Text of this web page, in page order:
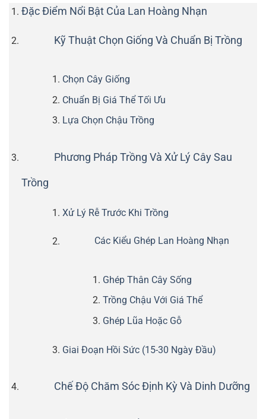
Đặc Điểm Nổi Bật Của Lan Hoàng Nhạn
Kỹ Thuật Chọn Giống Và Chuẩn Bị Trồng
Chọn Cây Giống
Chuẩn Bị Giá Thể Tối Ưu
Lựa Chọn Chậu Trồng
Phương Pháp Trồng Và Xử Lý Cây Sau
Trồng
Xử Lý Rễ Trước Khi Trồng
Các Kiểu Ghép Lan Hoàng Nhạn
Ghép Thân Cây Sống
Trồng Chậu Với Giá Thể
Ghép Lũa Hoặc Gỗ
Giai Đoạn Hồi Sức (15-30 Ngày Đầu)
Chế Độ Chăm Sóc Định Kỳ Và Dinh Dưỡng